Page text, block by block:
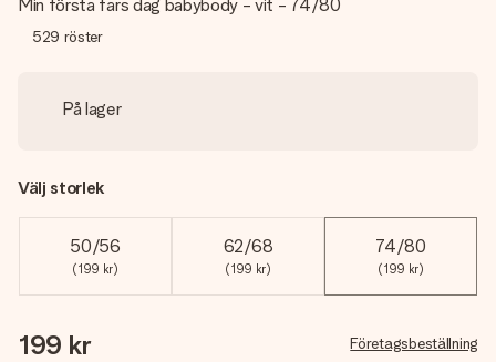
Min första fars dag babybody - vit - 74/80
529 röster
På lager
Välj storlek
50/56
(199 kr)
62/68
(199 kr)
74/80
(199 kr)
199 kr Företagsbeställning